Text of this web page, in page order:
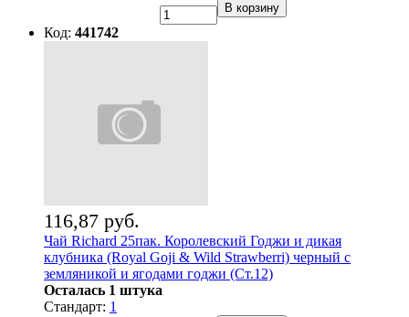
В корзину
Код: 441742
116,87 руб.
Чай Richard 25пак. Королевский Годжи и дикая
клубника (Royal Goji & Wild Strawberri) черный c
земляникой и ягодами годжи (Ст.12)
Осталась 1 штука
Стандарт: 1